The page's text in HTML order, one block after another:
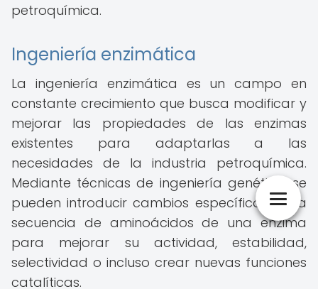
petroquímica.
Ingeniería enzimática
La ingeniería enzimática es un campo en
constante crecimiento que busca modificar y
mejorar las propiedades de las enzimas
existentes para adaptarlas a las
necesidades de la industria petroquímica.
Mediante técnicas de ingeniería genética, se
pueden introducir cambios específicos en la
secuencia de aminoácidos de una enzima
para mejorar su actividad, estabilidad,
selectividad o incluso crear nuevas funciones
catalíticas.